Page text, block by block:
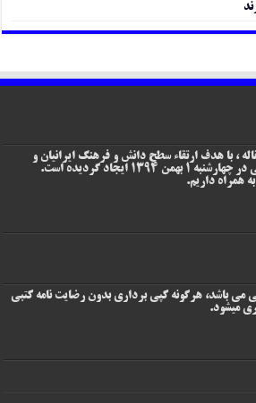
، با هدف ارتقاء سطح دانش و فرهنگ ایرانیان و
خدمت رسانی به هم میهنان گرامی در چهارشنبه 1 بهمن 1394 ایجاد گردیده است.
همراه داریم.
می باشد، هرگونه کپی برداری بدون رضایت نامه کتبی
میشود.